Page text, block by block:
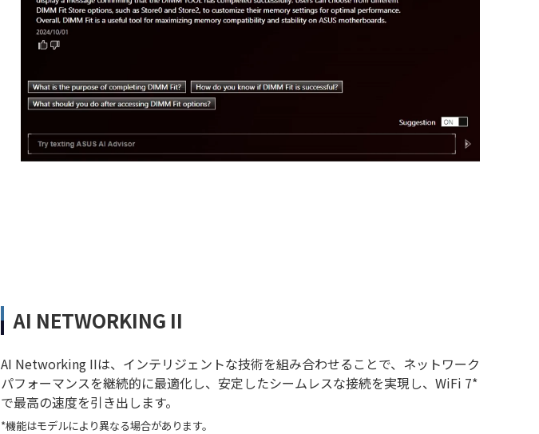
AI NETWORKING II
AI Networking IIは、インテリジェントな技術を組み合わせることで、ネットワーク
パフォーマンスを継続的に最適化し、安定したシームレスな接続を実現し、WiFi 7*
で最高の速度を引き出します。
*機能はモデルにより異なる場合があります。